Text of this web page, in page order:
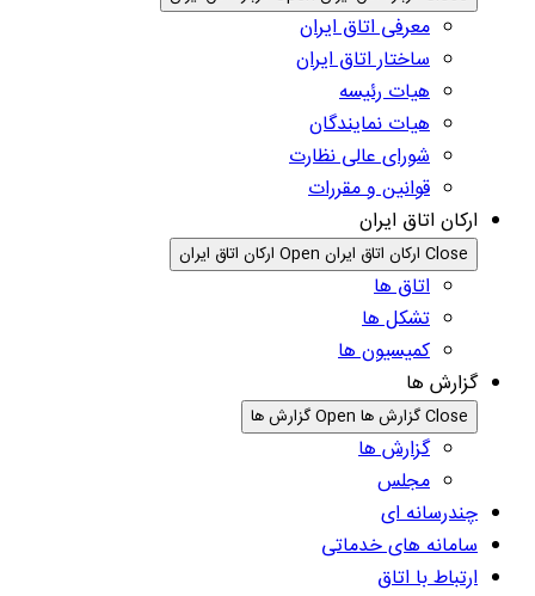
معرفی اتاق ایران
ساختار اتاق ایران
هیات رئیسه
هیات نمایندگان
شورای عالی نظارت
قوانین و مقررات
ارکان اتاق ایران
Close ارکان اتاق ایران Open ارکان اتاق ایران
اتاق ها
تشکل ها
کمیسیون ها
گزارش ها
Close گزارش ها Open گزارش ها
گزارش ها
مجلس
چندرسانه ای
سامانه های خدماتی
ارتباط با اتاق